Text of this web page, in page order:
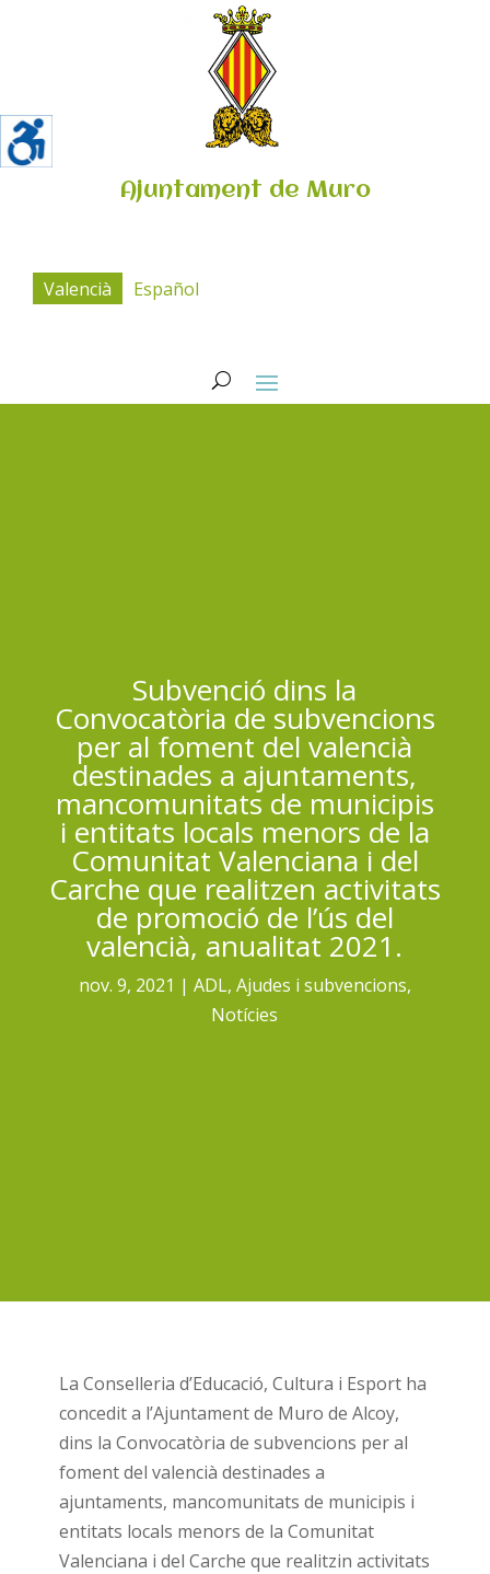
Ajuntament de Muro
Valencià Español
Subvenció dins la
Convocatòria de subvencions
per al foment del valencià
destinades a ajuntaments,
mancomunitats de municipis
i entitats locals menors de la
Comunitat Valenciana i del
Carche que realitzen activitats
de promoció de l’ús del
valencià, anualitat 2021.
nov. 9, 2021 ADL, Ajudes i subvencions,
Notícies
La Conselleria d’Educació, Cultura i Esport ha
concedit a l’Ajuntament de Muro de Alcoy,
dins la Convocatòria de subvencions per al
foment del valencià destinades a
ajuntaments, mancomunitats de municipis i
entitats locals menors de la Comunitat
Valenciana i del Carche que realitzin activitats